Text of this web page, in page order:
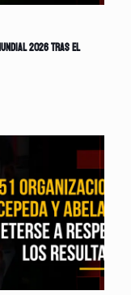
2026 tras el